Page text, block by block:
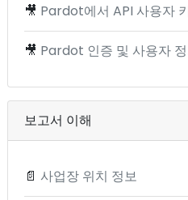
🎥 Pardot에서 API 사용자
🎥 Pardot 인증 및 사용자
보고서 이해
📄 사업장 위치 정보